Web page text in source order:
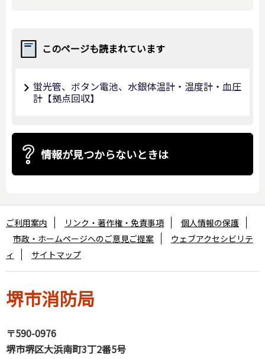
このページも読まれています
蛍光管、ボタン電池、水銀体温計・温度計・血圧
計【拠点回収】
情報が見つからないときは
堺市消防局
〒590-0976
堺市堺区大浜南町3丁2番5号
ご利用案内 リンク・著作権・免責事項
個人情報の保護
市政・ホームページへのご意見ご提案
ウェブアクセシビリテ
ィ
サイトマップ